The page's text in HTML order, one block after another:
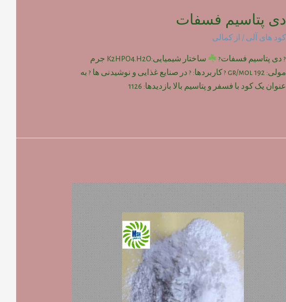
دی پتاسیم فسفات
کود های آلی / از کمالی
? دی پتاسیم فسفات?
ساختار شیمیایی:K2HPO4.H2O جرم
مولی: gr/mol 192 ? کاربردها: ? در صنایع غذایی و نوشیدنی ها ? به
عنوان یک کود با فسفر و پتاسیم بالا بازدیدها: 1126